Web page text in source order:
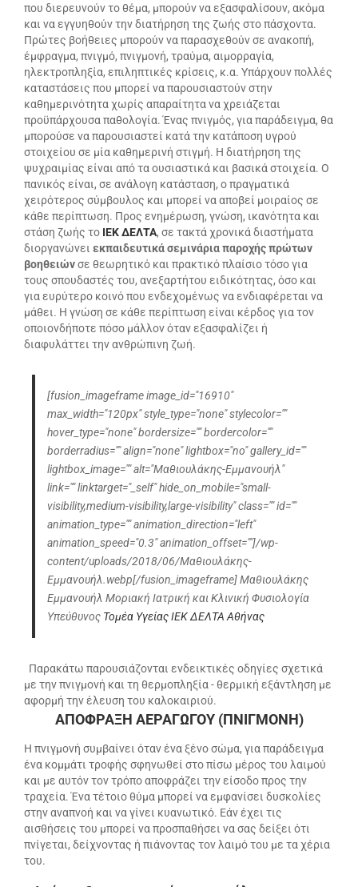
που διερευνούν το θέμα, μπορούν να εξασφαλίσουν, ακόμα
και να εγγυηθούν την διατήρηση της ζωής στο πάσχοντα.
Πρώτες βοήθειες μπορούν να παρασχεθούν σε ανακοπή,
έμφραγμα, πνιγμό, πνιγμονή, τραύμα, αιμορραγία,
ηλεκτροπληξία, επιληπτικές κρίσεις, κ.α. Υπάρχουν πολλές
καταστάσεις που μπορεί να παρουσιαστούν στην
καθημερινότητα χωρίς απαραίτητα να χρειάζεται
προϋπάρχουσα παθολογία. Ένας πνιγμός, για παράδειγμα, θα
μπορούσε να παρουσιαστεί κατά την κατάποση υγρού
στοιχείου σε μία καθημερινή στιγμή. Η διατήρηση της
ψυχραιμίας είναι από τα ουσιαστικά και βασικά στοιχεία. Ο
πανικός είναι, σε ανάλογη κατάσταση, ο πραγματικά
χειρότερος σύμβουλος και μπορεί να αποβεί μοιραίος σε
κάθε περίπτωση. Προς ενημέρωση, γνώση, ικανότητα και
στάση ζωής το ΙΕΚ ΔΕΛΤΑ, σε τακτά χρονικά διαστήματα
διοργανώνει εκπαιδευτικά σεμινάρια παροχής πρώτων
βοηθειώνσε θεωρητικό και πρακτικό πλαίσιο τόσο για
τους σπουδαστές του, ανεξαρτήτου ειδικότητας, όσο και
για ευρύτερο κοινό που ενδεχομένως να ενδιαφέρεται να
μάθει. Η γνώση σε κάθε περίπτωση είναι κέρδος για τον
οποιονδήποτε πόσο μάλλον όταν εξασφαλίζει ή
διαφυλάττει την ανθρώπινη ζωή.
[fusion_imageframe image_id="16910"
max_width="120px" style_type="none" stylecolor=""
hover_type="none" bordersize="" bordercolor=""
borderradius="" align="none" lightbox="no" gallery_id=""
lightbox_image="" alt="Μαθιουλάκης-Εμμανουήλ"
link="" linktarget="_self" hide_on_mobile="small-
visibility,medium-visibility,large-visibility" class="" id=""
animation_type="" animation_direction="left"
animation_speed="0.3" animation_offset=""]/wp-
content/uploads/2018/06/Μαθιουλάκης-
Εμμανουήλ.webp[/fusion_imageframe] Μαθιουλάκης
Εμμανουήλ Μοριακή Ιατρική και Κλινική Φυσιολογία
Υπεύθυνος Τομέα Υγείας ΙΕΚ ΔΕΛΤΑ Αθήνας
Παρακάτω παρουσιάζονται ενδεικτικές οδηγίες σχετικά
με την πνιγμονή και τη θερμοπληξία - θερμική εξάντληση με
αφορμή την έλευση του καλοκαιριού.
ΑΠΟΦΡΑΞΗ ΑΕΡΑΓΩΓΟΥ (ΠΝΙΓΜΟΝΗ)
Η πνιγμονή συμβαίνει όταν ένα ξένο σώμα, για παράδειγμα
ένα κομμάτι τροφής σφηνωθεί στο πίσω μέρος του λαιμού
και με αυτόν τον τρόπο αποφράζει την είσοδο προς την
τραχεία. Ένα τέτοιο θύμα μπορεί να εμφανίσει δυσκολίες
στην αναπνοή και να γίνει κυανωτικό. Εάν έχει τις
αισθήσεις του μπορεί να προσπαθήσει να σας δείξει ότι
πνίγεται, δείχνοντας ή πιάνοντας τον λαιμό του με τα χέρια
του.